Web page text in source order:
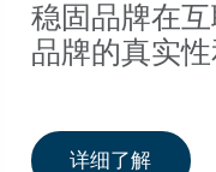
稳固品牌在
品牌的真实
详细了解企业域